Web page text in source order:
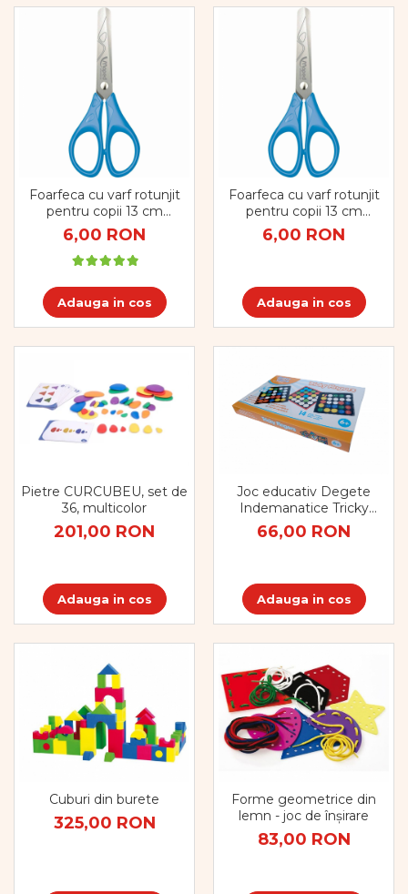
Foarfeca cu varf rotunjit
pentru copii 13 cm
dreptaci
6,00 RON
Adauga in cos
Foarfeca cu varf rotunjit
pentru copii 13 cm
stangaci
6,00 RON
Adauga in cos
Pietre CURCUBEU, set de
36, multicolor
201,00 RON
Adauga in cos
Joc educativ Degete
Indemanatice Tricky
Fingers
66,00 RON
Adauga in cos
Cuburi din burete
325,00 RON
Forme geometrice din
lemn - joc de înșirare
83,00 RON